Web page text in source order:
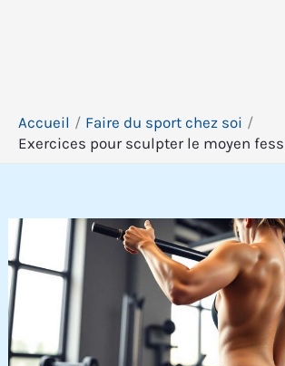
Accueil
Faire du sport chez soi
Exercices pour sculpter le moyen